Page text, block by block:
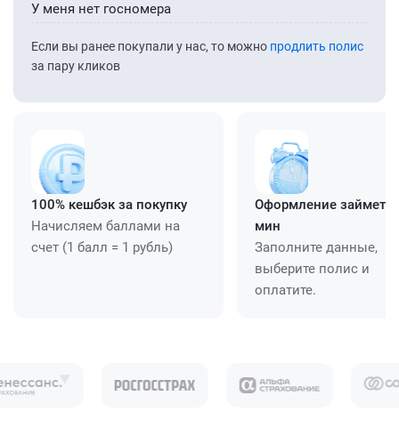
Если вы ранее покупали у нас, то можно продлить полис
за пару кликов
У меня нет госномера
100% кешбэк за покупку
Начисляем баллами на
счет (1 балл = 1 рубль)
Оформление займет
мин
Заполните данные,
выберите полис и
оплатите.